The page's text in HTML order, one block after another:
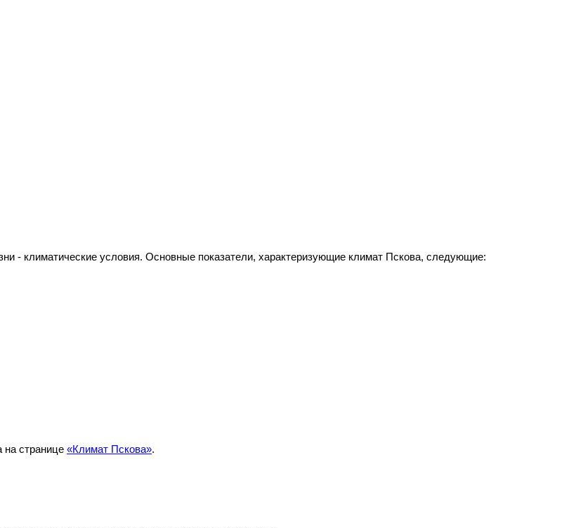
- климатические условия. Основные показатели, характеризующие климат Пскова, следующие:
на странице «Климат Пскова».